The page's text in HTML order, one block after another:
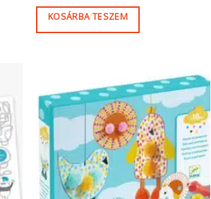
KOSÁRBA TESZEM